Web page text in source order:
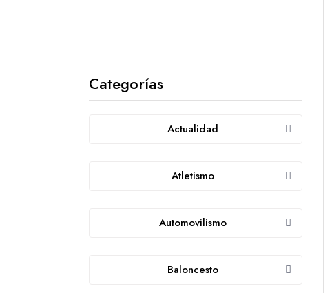
Categorías
Actualidad
Atletismo
Automovilismo
Baloncesto